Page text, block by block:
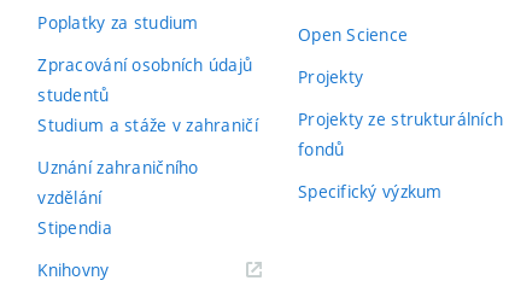
Poplatky za studium
Zpracování osobních údajů
studentů
Studium a stáže v zahraničí
Uznání zahraničního
vzdělání
Stipendia
Knihovny(externí
Open Science
Projekty
Projekty ze strukturálních
fondů
Specifický výzkum